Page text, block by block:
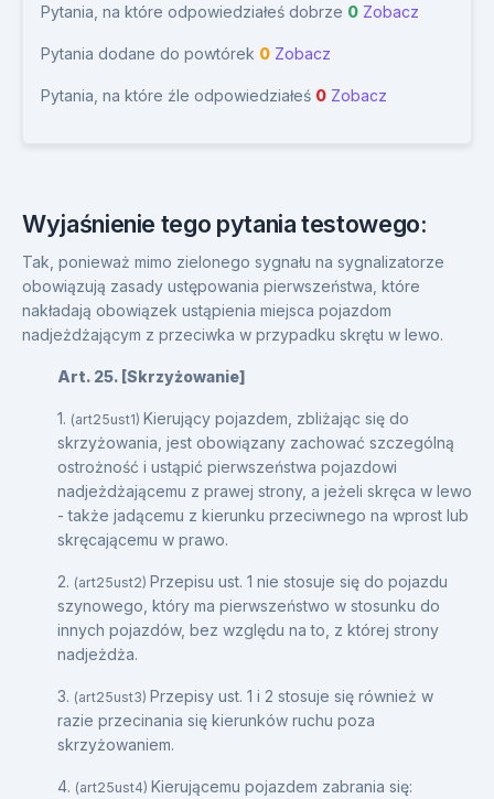
Pytania, na które odpowiedziałeś dobrze 0 Zobacz
Pytania dodane do powtórek 0 Zobacz
Pytania, na które źle odpowiedziałeś 0 Zobacz
Wyjaśnienie tego pytania testowego:
Tak, ponieważ mimo zielonego sygnału na sygnalizatorze
obowiązują zasady ustępowania pierwszeństwa, które
nakładają obowiązek ustąpienia miejsca pojazdom
nadjeżdżającym z przeciwka w przypadku skrętu w lewo.
Art. 25. [Skrzyżowanie]
1. (art25ust1) Kierujący pojazdem, zbliżając się do
skrzyżowania, jest obowiązany zachować szczególną
ostrożność i ustąpić pierwszeństwa pojazdowi
nadjeżdżającemu z prawej strony, a jeżeli skręca w lewo
- także jadącemu z kierunku przeciwnego na wprost lub
skręcającemu w prawo.
2. (art25ust2) Przepisu ust. 1 nie stosuje się do pojazdu
szynowego, który ma pierwszeństwo w stosunku do
innych pojazdów, bez względu na to, z której strony
nadjeżdża.
3. (art25ust3) Przepisy ust. 1 i 2 stosuje się również w
razie przecinania się kierunków ruchu poza
skrzyżowaniem.
4. (art25ust4) Kierującemu pojazdem zabrania się: